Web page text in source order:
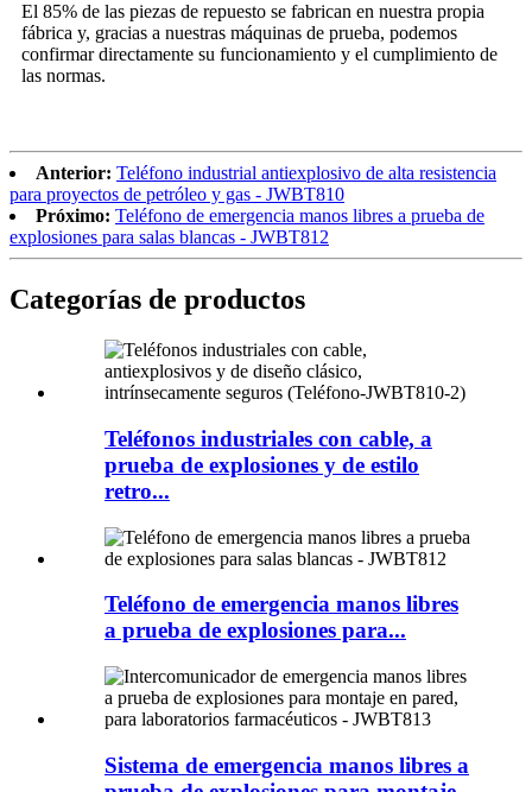
El 85% de las piezas de repuesto se fabrican en nuestra propia
fábrica y, gracias a nuestras máquinas de prueba, podemos
confirmar directamente su funcionamiento y el cumplimiento de
las normas.
Anterior: Teléfono industrial antiexplosivo de alta resistencia
para proyectos de petróleo y gas - JWBT810
Próximo: Teléfono de emergencia manos libres a prueba de
explosiones para salas blancas - JWBT812
Categorías de productos
Teléfonos industriales con cable, a
prueba de explosiones y de estilo
retro...
Teléfono de emergencia manos libres
a prueba de explosiones para...
Sistema de emergencia manos libres a